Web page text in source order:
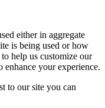
either in aggregate
is being used or how
help us customize our
your experience.
to our site you can